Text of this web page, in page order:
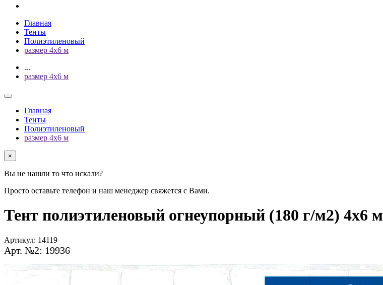
Главная
Тенты
Полиэтиленовый
размер 4х6 м
...
размер 4х6 м
Главная
Тенты
Полиэтиленовый
размер 4х6 м
×
Вы не нашли то что искали?
Просто оставьте телефон и наш менеджер свяжется с Вами.
Тент полиэтиленовый огнеупорный (180 г/м2) 4х6 м
Артикул: 14119
Арт. №2: 19936